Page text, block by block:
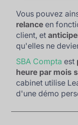
Vous pouvez
relance en
client, et
qu'elles ne
SBA Compta est
heure par mois
cabinet utilise
d'une démo